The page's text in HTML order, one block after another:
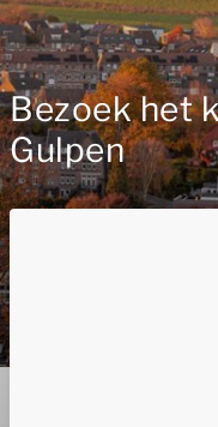
Bezoek het
Gulpen